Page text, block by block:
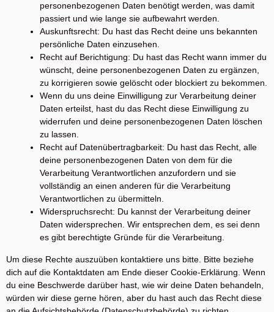
personenbezogenen Daten benötigt werden, was damit
passiert und wie lange sie aufbewahrt werden.
Auskunftsrecht: Du hast das Recht deine uns bekannten
persönliche Daten einzusehen.
Recht auf Berichtigung: Du hast das Recht wann immer du
wünscht, deine personenbezogenen Daten zu ergänzen,
zu korrigieren sowie gelöscht oder blockiert zu bekommen.
Wenn du uns deine Einwilligung zur Verarbeitung deiner
Daten erteilst, hast du das Recht diese Einwilligung zu
widerrufen und deine personenbezogenen Daten löschen
zu lassen.
Recht auf Datenübertragbarkeit: Du hast das Recht, alle
deine personenbezogenen Daten von dem für die
Verarbeitung Verantwortlichen anzufordern und sie
vollständig an einen anderen für die Verarbeitung
Verantwortlichen zu übermitteln.
Widerspruchsrecht: Du kannst der Verarbeitung deiner
Daten widersprechen. Wir entsprechen dem, es sei denn
es gibt berechtigte Gründe für die Verarbeitung.
Um diese Rechte auszuüben kontaktiere uns bitte. Bitte beziehe
dich auf die Kontaktdaten am Ende dieser Cookie-Erklärung. Wenn
du eine Beschwerde darüber hast, wie wir deine Daten behandeln,
würden wir diese gerne hören, aber du hast auch das Recht diese